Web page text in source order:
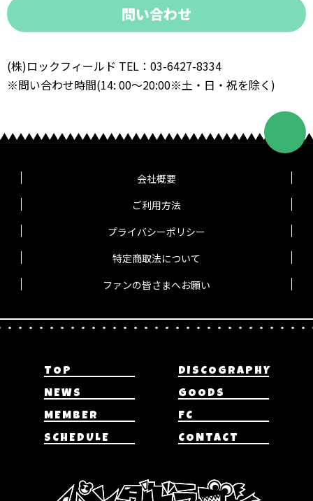
問い合わせ
(株)ロックフィールド TEL：03-6427-8334
※問い合わせ時間(14: 00～20:00※土・日・祝を除く)
会社概要
ご利用方法
プライバシーポリシー
特定商取法について
ファンの皆さまへお願い
TOP
DISCOGRAPHY
NEWS
GOODS
MEMBER
FC
SCHEDULE
CONTACT